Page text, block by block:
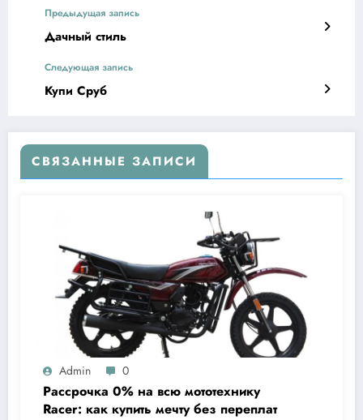
Предыдущая запись
Дачный стиль
Следующая запись
Купи Сруб
СВЯЗАННЫЕ ЗАПИСИ
Admin 0
Рассрочка 0% на всю мототехнику
Racer: как купить мечту без переплат